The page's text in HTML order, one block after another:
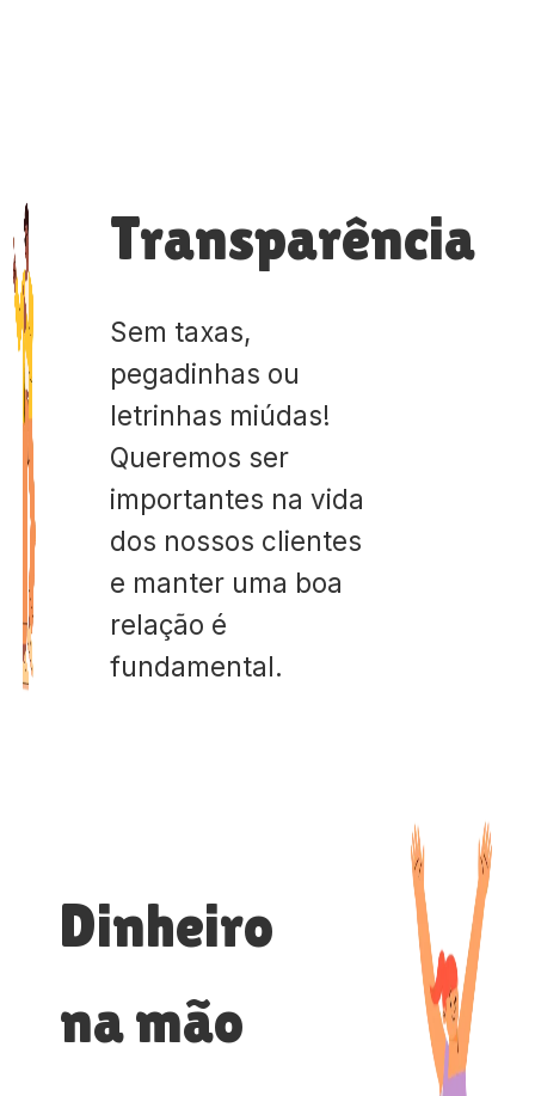
Transparência
Sem taxas,
pegadinhas ou
letrinhas miúdas!
Queremos ser
importantes na vida
dos nossos clientes
e manter uma boa
relação é
fundamental.
Dinheiro
na mão